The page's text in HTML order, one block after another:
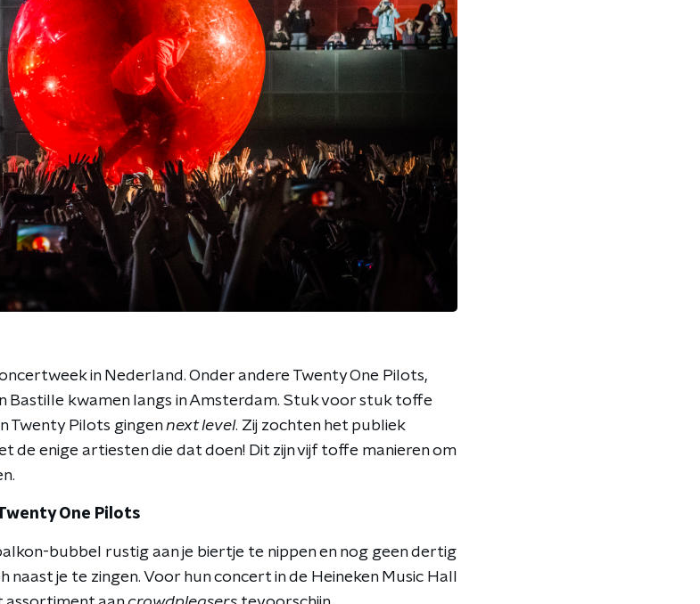
in Nederland. Onder andere Twenty One Pilots,
Bastille kwamen langs in Amsterdam. Stuk voor stuk toffe
Twenty Pilots gingen next level. Zij zochten het publiek
de enige artiesten die dat doen! Dit zijn vijf toffe manieren om
One Pilots
bubbel rustig aan je biertje te nippen en nog geen dertig
je te zingen. Voor hun concert in de Heineken Music Hall